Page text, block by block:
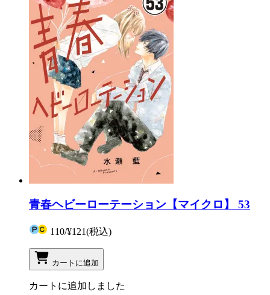
青春ヘビーローテーション【マイクロ】 53
110/¥121(税込)
カートに追加
カートに追加しました